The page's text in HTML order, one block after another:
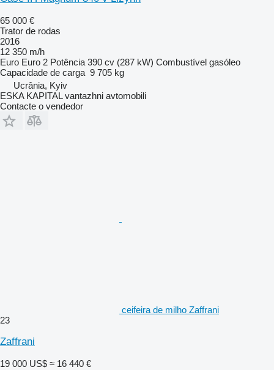
65 000 €
Trator de rodas
2016
12 350 m/h
Euro Euro 2 Potência 390 cv (287 kW) Combustível gasóleo
Capacidade de carga 9 705 kg
Ucrânia, Kyiv
ESKA KAPITAL vantazhni avtomobili
Contacte o vendedor
ceifeira de milho Zaffrani
23
Zaffrani
19 000 US$ ≈ 16 440 €